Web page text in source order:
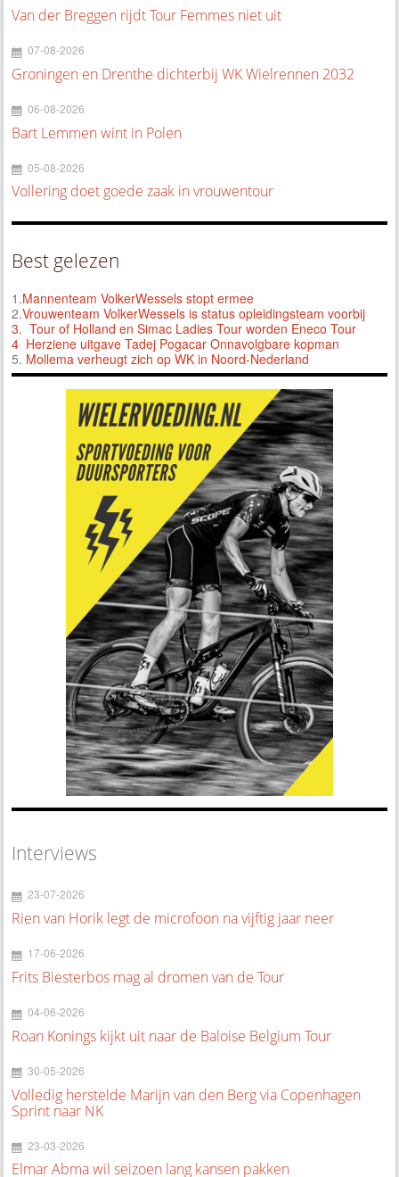
Van der Breggen rijdt Tour Femmes niet uit
07-08-2026
Groningen en Drenthe dichterbij WK Wielrennen 2032
06-08-2026
Bart Lemmen wint in Polen
05-08-2026
Vollering doet goede zaak in vrouwentour
Best gelezen
1.Mannenteam VolkerWessels stopt ermee
2.Vrouwenteam VolkerWessels is status opleidingsteam voorbij
3. Tour of Holland en Simac Ladies Tour worden Eneco Tour
4 Herziene uitgave Tadej Pogacar Onnavolgbare kopman
5. Mollema verheugt zich op WK in Noord-Nederland
Interviews
23-07-2026
Rien van Horik legt de microfoon na vijftig jaar neer
17-06-2026
Frits Biesterbos mag al dromen van de Tour
04-06-2026
Roan Konings kijkt uit naar de Baloise Belgium Tour
30-05-2026
Volledig herstelde Marijn van den Berg via Copenhagen
Sprint naar NK
23-03-2026
Elmar Abma wil seizoen lang kansen pakken